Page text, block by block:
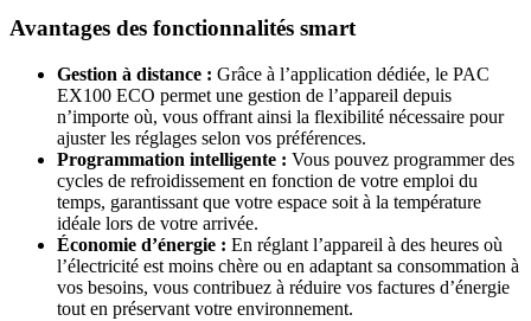
Avantages des fonctionnalités smart
Gestion à distance : Grâce à l’application dédiée, le PAC
EX100 ECO permet une gestion de l’appareil depuis
n’importe où, vous offrant ainsi la flexibilité nécessaire pour
ajuster les réglages selon vos préférences.
Programmation intelligente : Vous pouvez programmer des
cycles de refroidissement en fonction de votre emploi du
temps, garantissant que votre espace soit à la température
idéale lors de votre arrivée.
Économie d’énergie : En réglant l’appareil à des heures où
l’électricité est moins chère ou en adaptant sa consommation à
vos besoins, vous contribuez à réduire vos factures d’énergie
tout en préservant votre environnement.